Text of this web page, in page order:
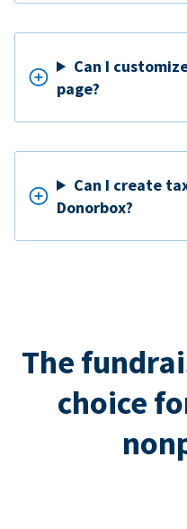
Can I
page?
Can I create
Donorbox?
The
choice